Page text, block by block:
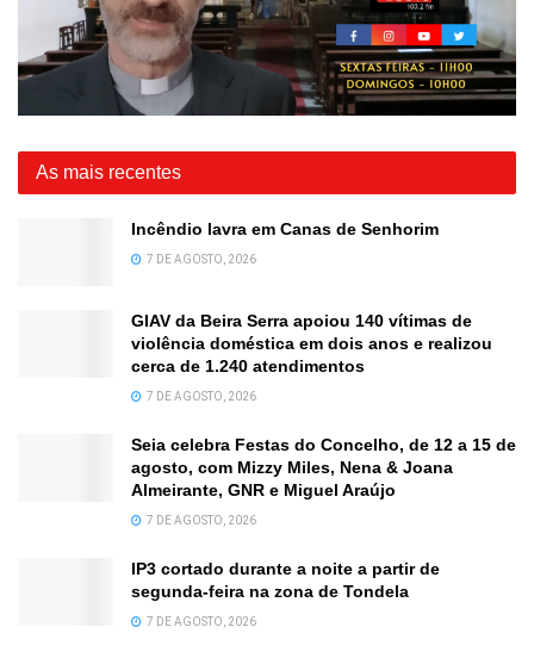
As mais recentes
Incêndio lavra em Canas de Senhorim
7 DE AGOSTO, 2026
GIAV da Beira Serra apoiou 140 vítimas de
violência doméstica em dois anos e realizou
cerca de 1.240 atendimentos
7 DE AGOSTO, 2026
Seia celebra Festas do Concelho, de 12 a 15 de
agosto, com Mizzy Miles, Nena & Joana
Almeirante, GNR e Miguel Araújo
7 DE AGOSTO, 2026
IP3 cortado durante a noite a partir de
segunda-feira na zona de Tondela
7 DE AGOSTO, 2026